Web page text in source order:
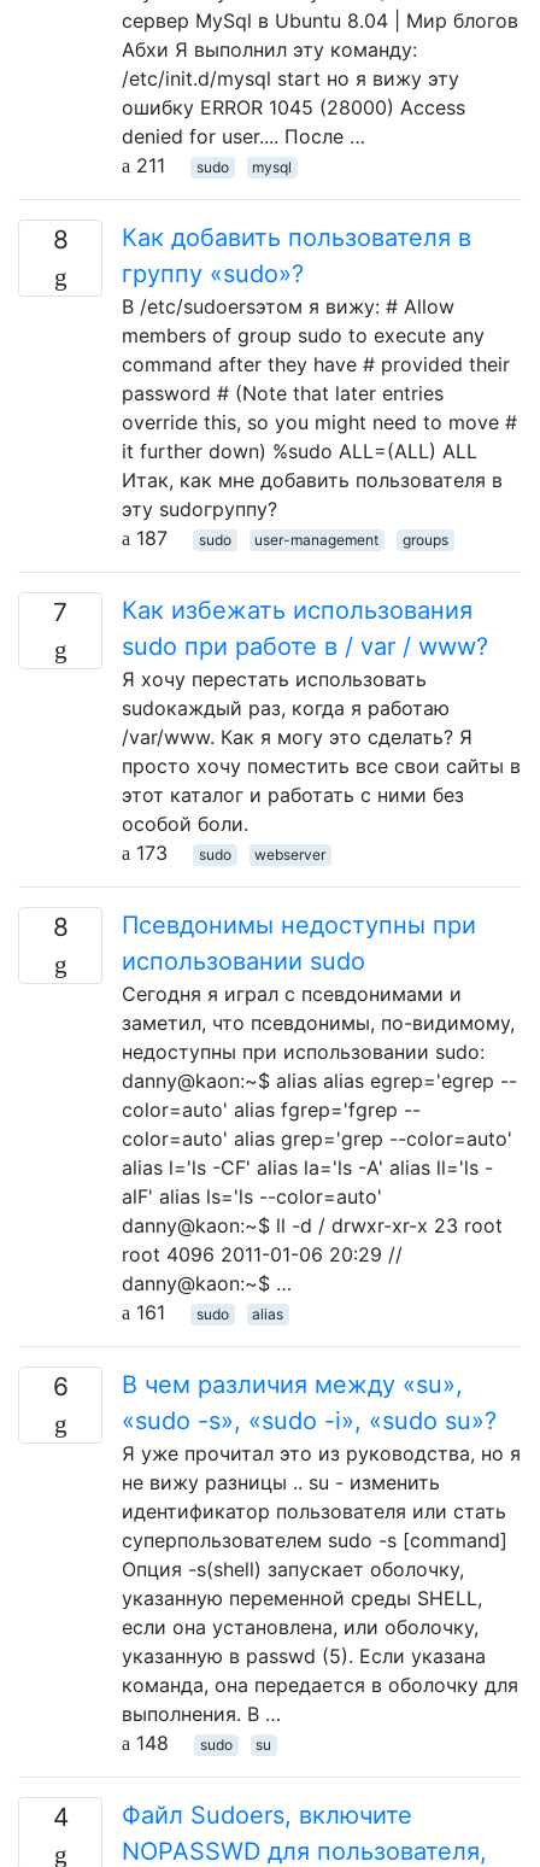
сервер MySql в Ubuntu 8.04 | Мир блогов
Абхи Я выполнил эту команду:
/etc/init.d/mysql start но я вижу эту
ошибку ERROR 1045 (28000) Access
denied for user.... После …
211
sudo mysql
8
Как добавить пользователя в
группу «sudo»?
В /etc/sudoersэтом я вижу: # Allow
members of group sudo to execute any
command after they have # provided their
password # (Note that later entries
override this, so you might need to move #
it further down) %sudo ALL=(ALL) ALL
Итак, как мне добавить пользователя в
эту sudoгруппу?
187
sudo user-management groups
7
Как избежать использования
sudo при работе в / var / www?
Я хочу перестать использовать
sudoкаждый раз, когда я работаю
/var/www. Как я могу это сделать? Я
просто хочу поместить все свои сайты в
этот каталог и работать с ними без
особой боли.
173
sudo webserver
8
Псевдонимы недоступны при
использовании sudo
Сегодня я играл с псевдонимами и
заметил, что псевдонимы, по-видимому,
недоступны при использовании sudo:
danny@kaon:~$ alias alias egrep='egrep --
color=auto' alias fgrep='fgrep --
color=auto' alias grep='grep --color=auto'
alias l='ls -CF' alias la='ls -A' alias ll='ls -
alF' alias ls='ls --color=auto'
danny@kaon:~$ ll -d / drwxr-xr-x 23 root
root 4096 2011-01-06 20:29 //
danny@kaon:~$ …
161
sudo alias
6
В чем различия между «su»,
«sudo -s», «sudo -i», «sudo su»?
Я уже прочитал это из руководства, но я
не вижу разницы .. su - изменить
идентификатор пользователя или стать
суперпользователем sudo -s [command]
Опция -s(shell) запускает оболочку,
указанную переменной среды SHELL,
если она установлена, или оболочку,
указанную в passwd (5). Если указана
команда, она передается в оболочку для
выполнения. В …
148
sudo su
4
Файл Sudoers, включите
NOPASSWD для пользователя,